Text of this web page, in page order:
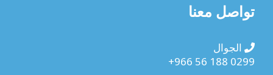
تواصل معنا
+966 56 188 0299